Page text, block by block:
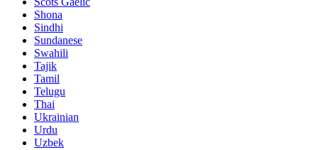
Shona
Sindhi
Sundanese
Swahili
Tajik
Tamil
Telugu
Thai
Ukrainian
Urdu
Uzbek